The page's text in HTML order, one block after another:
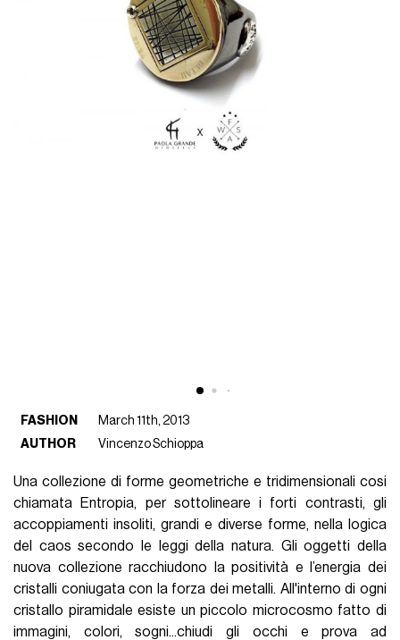
FASHION
March 11th, 2013
AUTHOR
Vincenzo Schioppa
Una collezione di forme geometriche e tridimensionali cosi
chiamata Entropia, per sottolineare i forti contrasti, gli
accoppiamenti insoliti, grandi e diverse forme, nella logica
del caos secondo le leggi della natura. Gli oggetti della
nuova collezione racchiudono la positività e l’energia dei
cristalli coniugata con la forza dei metalli. All'interno di ogni
cristallo piramidale esiste un piccolo microcosmo fatto di
immagini, colori, sogni...chiudi gli occhi e prova ad